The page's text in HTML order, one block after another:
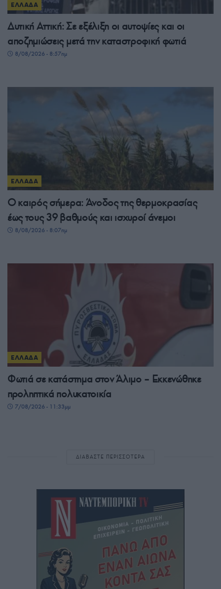
ΕΛΛΑΔΑ
Δυτική Αττική: Σε εξέλιξη οι αυτοψίες και οι
αποζημιώσεις μετά την καταστροφική φωτιά
8/08/2026 - 8:57πμ
ΕΛΛΑΔΑ
Ο καιρός σήμερα: Άνοδος της θερμοκρασίας
έως τους 39 βαθμούς και ισχυροί άνεμοι
8/08/2026 - 8:07πμ
ΕΛΛΑΔΑ
Φωτιά σε κατάστημα στον Άλιμο – Εκκενώθηκε
προληπτικά πολυκατοικία
7/08/2026 - 11:33μμ
ΔΙΑΒΑΣΤΕ ΠΕΡΙΣΣΟΤΕΡΑ